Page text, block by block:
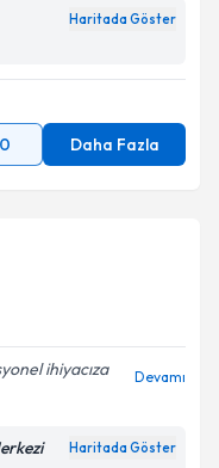
Haritada Göster
Daha Fazla
ihiyacıza
Devamı
Haritada Göster